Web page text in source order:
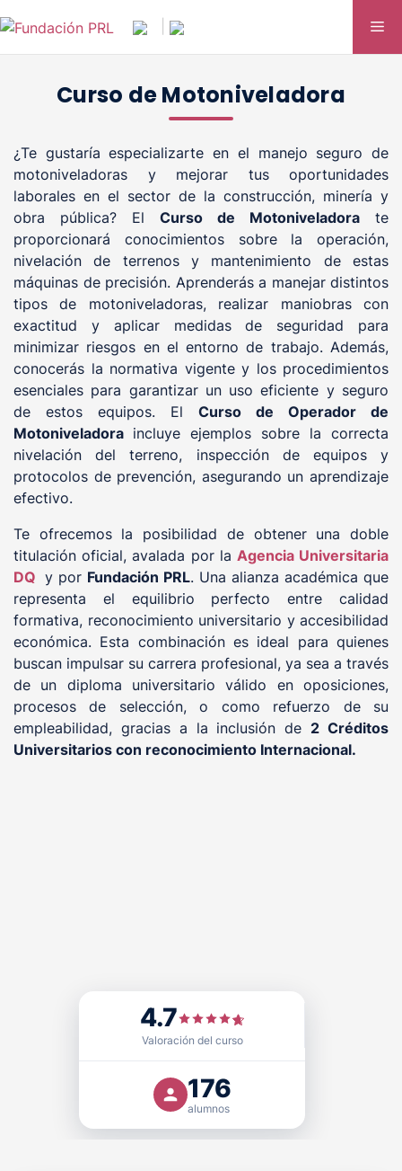
al
contenido
Curso de Motoniveladora
¿Te gustaría especializarte en el manejo seguro de
motoniveladoras y mejorar tus oportunidades
laborales en el sector de la construcción, minería y
obra pública? El Curso de Motoniveladora te
proporcionará conocimientos sobre la operación,
nivelación de terrenos y mantenimiento de estas
máquinas de precisión. Aprenderás a manejar distintos
tipos de motoniveladoras, realizar maniobras con
exactitud y aplicar medidas de seguridad para
minimizar riesgos en el entorno de trabajo. Además,
conocerás la normativa vigente y los procedimientos
esenciales para garantizar un uso eficiente y seguro
de estos equipos. El Curso de Operador de
Motoniveladora incluye ejemplos sobre la correcta
nivelación del terreno, inspección de equipos y
protocolos de prevención, asegurando un aprendizaje
efectivo.
Te ofrecemos la posibilidad de obtener una doble
titulación oficial, avalada por la Agencia Universitaria
DQ y por Fundación PRL. Una alianza académica que
representa el equilibrio perfecto entre calidad
formativa, reconocimiento universitario y accesibilidad
económica. Esta combinación es ideal para quienes
buscan impulsar su carrera profesional, ya sea a través
de un diploma universitario válido en oposiciones,
procesos de selección, o como refuerzo de su
empleabilidad, gracias a la inclusión de2 Créditos
Universitarios con reconocimiento Internacional.
4.7
Valoración del curso
176
alumnos
FUNDACIÓN PRL cuenta con el
Sello de Calidad
, otorgado por
Doctrina Qualitas (DQ)
de la seguridad y salud laboral, con validez